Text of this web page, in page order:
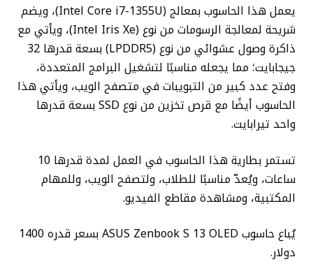
يعمل هذا الحاسوب بمعالج (Intel Core i7-1355U)، ويضم
شريحة لمعالجة الرسومات من نوع (Intel Iris Xe)، ويأتي مع
ذاكرة وصول عشوائي من نوع (LPDDR5) بسعة قدرها 32
جيجابايت؛ مما يجعله مناسبًا لتشغيل البرامج المتعددة،
وفتح عدد كبير من التبويبات في متصفح الويب، ويأتي هذا
الحاسوب أيضًا مع قرص تخزين من نوع SSD بسعة قدرها
واحد تيرابايت.
تستمر بطارية هذا الحاسوب في العمل لمدة قدرها 10
ساعات، ويُعدّ مناسبًا للطلاب، ولتصفح الويب، وللمهام
المكتبية، ومشاهدة مقاطع الفيديو.
يُباع حاسوب ASUS Zenbook S 13 OLED بسعر قدره 1400
دولار.